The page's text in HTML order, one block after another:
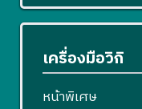
เครื่องมือวิกิ
หน้าพิเศษ